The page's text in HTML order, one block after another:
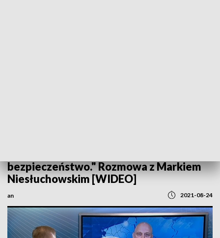
bezpieczeństwo." Rozmowa z Markiem
Niesłuchowskim [WIDEO]
an 2021-08-24